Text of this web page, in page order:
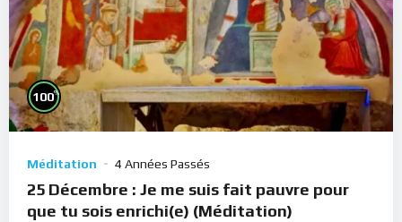
100%
Méditation 4 Années Passés
25 Décembre : Je me suis fait pauvre pour
que tu sois enrichi(e) (Méditation)